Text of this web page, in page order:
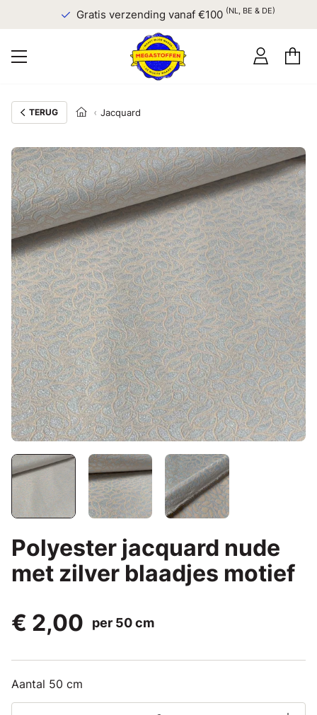
Gratis verzending vanaf €100 (NL, BE & DE)
TERUG Jacquard
Polyester jacquard nude
met zilver blaadjes motief
€ 2,00
per 50 cm
Aantal 50 cm